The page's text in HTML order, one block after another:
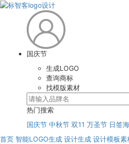
国庆节
生成LOGO
查询商标
找模版素材
热门搜索
国庆节 中秋节 双11 万圣节 日签
首页 智能LOGO生成 设计生成 设计模板素